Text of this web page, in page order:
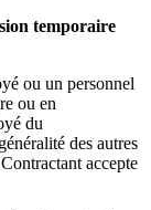
temporaire
ou un personnel
ou en
du
des autres
accepte